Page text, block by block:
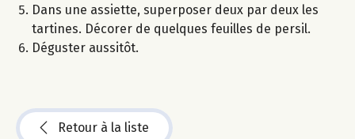
Dans une assiette, superposer deux par deux les
tartines. Décorer de quelques feuilles de persil.
Déguster aussitôt.
Retour à la liste